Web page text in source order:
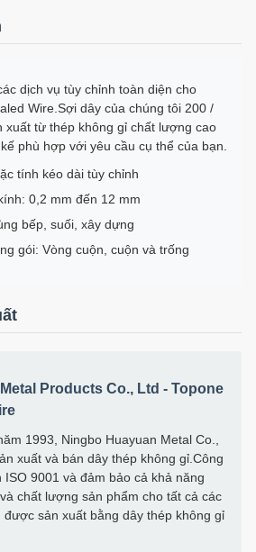
dịch vụ tùy chỉnh toàn diện cho
Wire.Sợi dây của chúng tôi 200 /
xuất từ thép không gỉ chất lượng cao
phù hợp với yêu cầu cụ thể của bạn.
tính kéo dài tùy chỉnh
0,2 mm đến 12 mm
bếp, suối, xây dựng
gói: Vòng cuộn, cuộn và trống
Products Co., Ltd - Topone
1993, Ningbo Huayuan Metal Co.,
xuất và bán dây thép không gỉ.Công
9001 và đảm bảo cả khả năng
chất lượng sản phẩm cho tất cả các
sản xuất bằng dây thép không gỉ